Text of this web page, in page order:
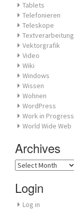
Tablets
Telefonieren
Teleskope
Textverarbeitung
Vektorgrafik
Video
Wiki
Windows
Wissen
Wohnen
WordPress
Work in Progress
World Wide Web
Archives
Archives
Login
Log in